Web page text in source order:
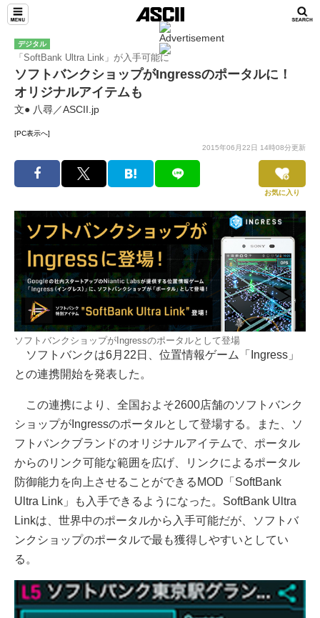
デジタル
「SoftBank Ultra Link」が入手可能に
ソフトバンクショップがIngressのポータルに！
オリジナルアイテムも
文● 八尋／ASCII.jp
[PC表示へ]
2015年06月22日 14時08分更新
お気に入り
ソフトバンクショップがIngressのポータルとして登場
ソフトバンクは6月22日、位置情報ゲーム「Ingress」
との連携開始を発表した。
この連携により、全国およそ2600店舗のソフトバンク
ショップがIngressのポータルとして登場する。また、ソ
フトバンクブランドのオリジナルアイテムで、ポータル
からのリンク可能な範囲を広げ、リンクによるポータル
防御能力を向上させることができるMOD「SoftBank
Ultra Link」も入手できるようになった。SoftBank Ultra
Linkは、世界中のポータルから入手可能だが、ソフトバ
ンクショップのポータルで最も獲得しやすいとしてい
る。